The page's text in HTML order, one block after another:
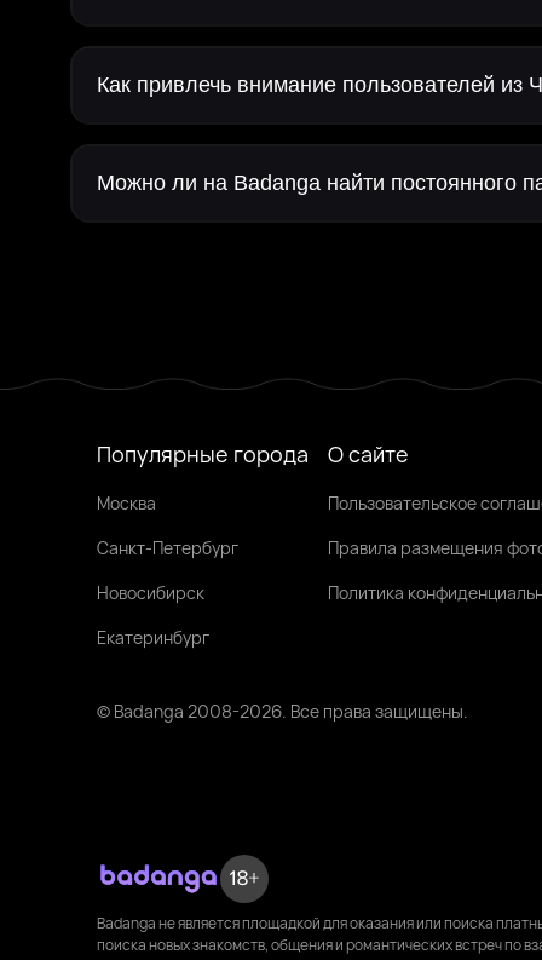
Как привлечь внимание пользователей из
Можно ли на Badanga найти постоянного
Популярные города
Москва
Санкт-Петербург
Новосибирск
Екатеринбург
О сайте
Пользовательское
Правила размещения
Политика
© Badanga 2008-2026. Все права защищены.
Badanga не является площадкой для оказания или поиска
поиска новых знакомств, общения и романтических встреч